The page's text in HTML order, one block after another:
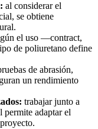
al considerar el
se obtiene
el uso —contract,
de poliuretano define
de abrasión,
un rendimiento
trabajar junto a
permite adaptar el